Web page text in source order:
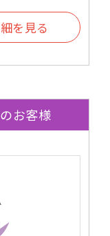
を見る
お客様